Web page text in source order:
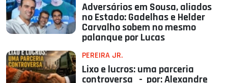
Adversários em Sousa, aliados
no Estado: Gadelhas e Helder
Carvalho sobem no mesmo
palanque por Lucas
PEREIRA JR.
Lixo e lucros: uma parceria
controversa - por: Alexandre